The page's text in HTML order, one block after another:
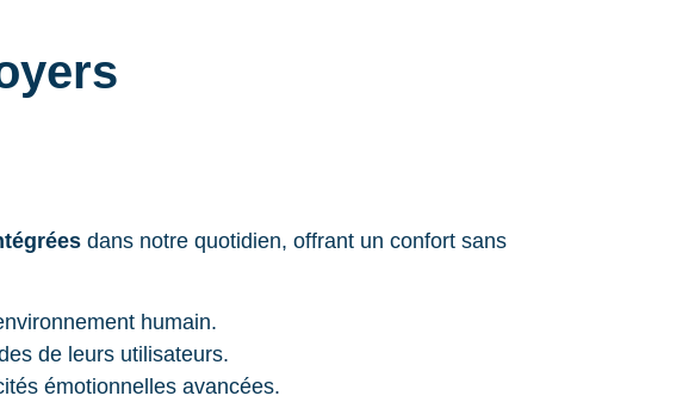
dans notre quotidien, offrant un confort sans
humain.
de leurs utilisateurs.
émotionnelles avancées.